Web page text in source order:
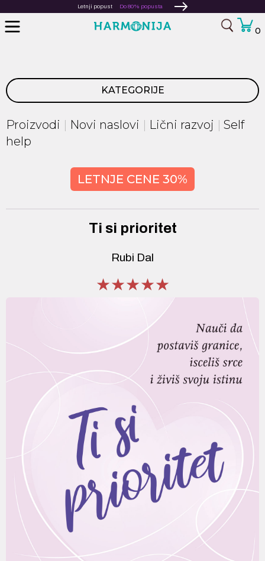
Letnji popust Do 80% popusta
0
KATEGORIJE
Proizvodi Novi naslovi Lični razvoj
Self
help
LETNJE CENE 30%
Ti si prioritet
Rubi Dal
★★★★★
★★★★★
★★★★★